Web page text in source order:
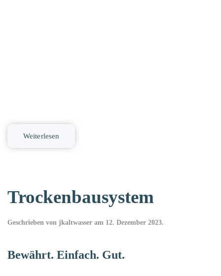
Weiterlesen
Trockenbausystem
Geschrieben von jkaltwasser am 12. Dezember 2023.
Bewährt. Einfach. Gut.